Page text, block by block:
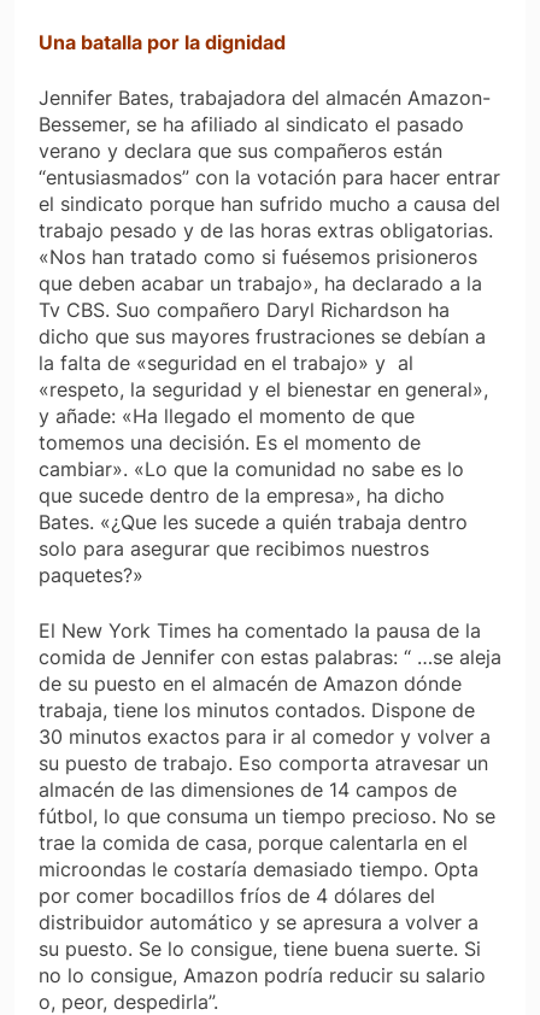
Una batalla por la dignidad
Jennifer Bates, trabajadora del almacén Amazon-
Bessemer, se ha afiliado al sindicato el pasado
verano y declara que sus compañeros están
“entusiasmados” con la votación para hacer entrar
el sindicato porque han sufrido mucho a causa del
trabajo pesado y de las horas extras obligatorias.
«Nos han tratado como si fuésemos prisioneros
que deben acabar un trabajo», ha declarado a la
Tv CBS. Suo compañero Daryl Richardson ha
dicho que sus mayores frustraciones se debían a
la falta de «seguridad en el trabajo» y al
«respeto, la seguridad y el bienestar en general»,
y añade: «Ha llegado el momento de que
tomemos una decisión. Es el momento de
cambiar». «Lo que la comunidad no sabe es lo
que sucede dentro de la empresa», ha dicho
Bates. «¿Que les sucede a quién trabaja dentro
solo para asegurar que recibimos nuestros
paquetes?»
El New York Times ha comentado la pausa de la
comida de Jennifer con estas palabras: “ …se aleja
de su puesto en el almacén de Amazon dónde
trabaja, tiene los minutos contados. Dispone de
30 minutos exactos para ir al comedor y volver a
su puesto de trabajo. Eso comporta atravesar un
almacén de las dimensiones de 14 campos de
fútbol, lo que consuma un tiempo precioso. No se
trae la comida de casa, porque calentarla en el
microondas le costaría demasiado tiempo. Opta
por comer bocadillos fríos de 4 dólares del
distribuidor automático y se apresura a volver a
su puesto. Se lo consigue, tiene buena suerte. Si
no lo consigue, Amazon podría reducir su salario
o, peor, despedirla”.